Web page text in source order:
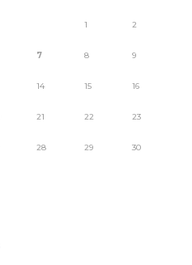
1 2
7 8 9
14 15 16
21 22 23
28 29 30